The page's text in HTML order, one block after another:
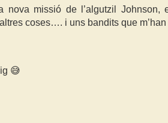
missió de l’algutzil Johnson,
coses…. i uns bandits que m’han
😅